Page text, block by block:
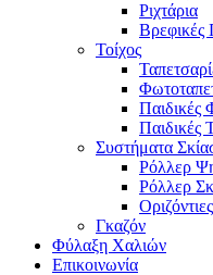
Ριχτάρια
Βρεφικές
Τοίχος
Παιδικές
Παιδικές
Συστήματα
Ρόλλερ
Ρόλλερ
Γκαζόν
Φύλαξη Χαλιών
Επικοινωνία